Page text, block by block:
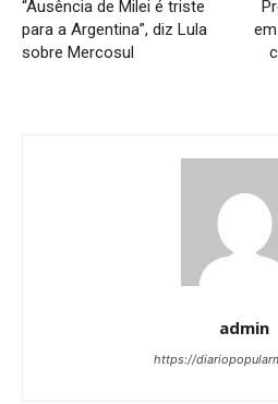
“Ausência de Milei é triste
para a Argentina”, diz Lula
sobre Mercosul
admin
https://